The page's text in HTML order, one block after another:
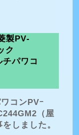
製PV‐
ク
パワコ
コンPVｰ
（屋
しました。